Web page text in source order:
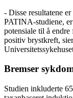
- Disse resultatene
PATINA-studiene, er
potensiale til å
positiv brystkreft,
Bremser
Studien inkluderte